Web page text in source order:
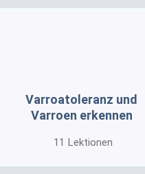
Varroatoleranz und
Varroen erkennen
11 Lektionen